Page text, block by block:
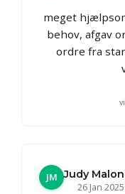
meget
behov, afgav
ordre fra
JM Judy
26 Jan 2025